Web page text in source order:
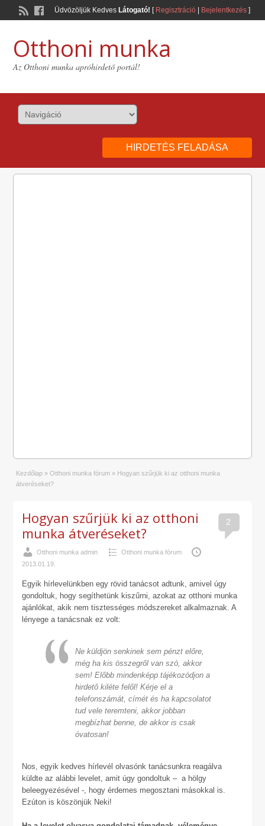
Üdvözöljük Kedves Látogató! [ Regisztráció| Bejelentkezés]
Otthoni munka
Az Otthoni munka apróhirdető portál!
HIRDETÉS FELADÁSA
Kezdőlap » Otthoni munka fórum » Hogyan szűrjük ki az otthoni munka
átveréseket?
2
Hogyan szűrjük ki az otthoni
munka átveréseket?
Otthoni munka admin
Otthoni munka fórum
2013.01.19.
Egyik hírlevelünkben egy rövid tanácsot adtunk, amivel úgy
gondoltuk, hogy segíthetünk kiszűrni, azokat az otthoni munka
ajánlókat, akik nem tisztességes módszereket alkalmaznak. A
lényege a tanácsnak ez volt:
Ne küldjön senkinek sem pénzt előre,
még ha kis összegről van szó, akkor
sem! Előbb mindenképp tájékozódjon a
hirdető kiléte felől! Kérje el a
telefonszámát, címét és ha kapcsolatot
tud vele teremteni, akkor jobban
megbízhat benne, de akkor is csak
óvatosan!
Nos, egyik kedves hírlevél olvasónk tanácsunkra reagálva
küldte az alábbi levelet, amit úgy gondoltuk – a hölgy
beleegyezésével -, hogy érdemes megosztani másokkal is.
Ezúton is köszönjük Neki!